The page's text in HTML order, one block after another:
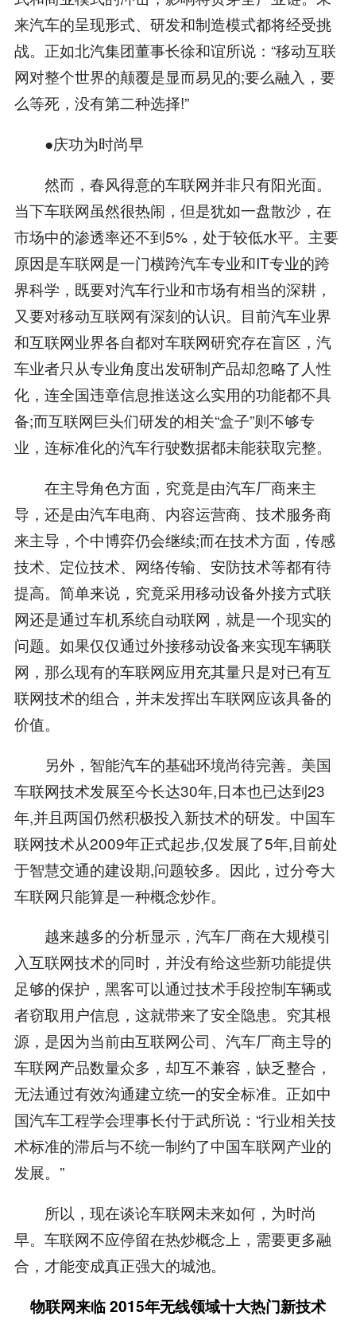
来汽车的呈现形式、研发和制造模式都将经受挑
战。正如北汽集团董事长徐和谊所说：“移动互联
网对整个世界的颠覆是显而易见的;要么融入，要
么等死，没有第二种选择!”
●庆功为时尚早
然而，春风得意的车联网并非只有阳光面。
当下车联网虽然很热闹，但是犹如一盘散沙，在
市场中的渗透率还不到5%，处于较低水平。主要
原因是车联网是一门横跨汽车专业和IT专业的跨
界科学，既要对汽车行业和市场有相当的深耕，
又要对移动互联网有深刻的认识。目前汽车业界
和互联网业界各自都对车联网研究存在盲区，汽
车业者只从专业角度出发研制产品却忽略了人性
化，连全国违章信息推送这么实用的功能都不具
备;而互联网巨头们研发的相关“盒子”则不够专
业，连标准化的汽车行驶数据都未能获取完整。
在主导角色方面，究竟是由汽车厂商来主
导，还是由汽车电商、内容运营商、技术服务商
来主导，个中博弈仍会继续;而在技术方面，传感
技术、定位技术、网络传输、安防技术等都有待
提高。简单来说，究竟采用移动设备外接方式联
网还是通过车机系统自动联网，就是一个现实的
问题。如果仅仅通过外接移动设备来实现车辆联
网，那么现有的车联网应用充其量只是对已有互
联网技术的组合，并未发挥出车联网应该具备的
价值。
另外，智能汽车的基础环境尚待完善。美国
车联网技术发展至今长达30年,日本也已达到23
年,并且两国仍然积极投入新技术的研发。中国车
联网技术从2009年正式起步,仅发展了5年,目前处
于智慧交通的建设期,问题较多。因此，过分夸大
车联网只能算是一种概念炒作。
越来越多的分析显示，汽车厂商在大规模引
入互联网技术的同时，并没有给这些新功能提供
足够的保护，黑客可以通过技术手段控制车辆或
者窃取用户信息，这就带来了安全隐患。究其根
源，是因为当前由互联网公司、汽车厂商主导的
车联网产品数量众多，却互不兼容，缺乏整合，
无法通过有效沟通建立统一的安全标准。正如中
国汽车工程学会理事长付于武所说：“行业相关技
术标准的滞后与不统一制约了中国车联网产业的
发展。”
所以，现在谈论车联网未来如何，为时尚
早。车联网不应停留在热炒概念上，需要更多融
合，才能变成真正强大的城池。
物联网来临 2015年无线领域十大热门新技术